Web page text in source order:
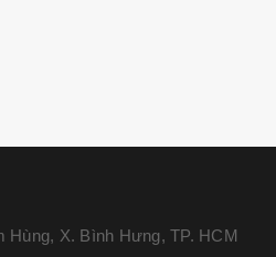
Hùng, X. Bình Hưng, TP. HCM